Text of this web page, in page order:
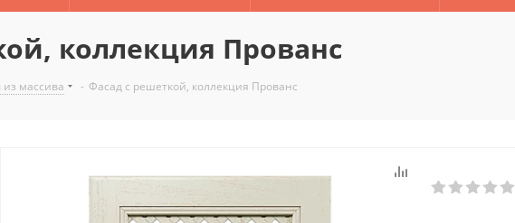
коллекция Прованс
массива - Фасад с решеткой, коллекция Прованс